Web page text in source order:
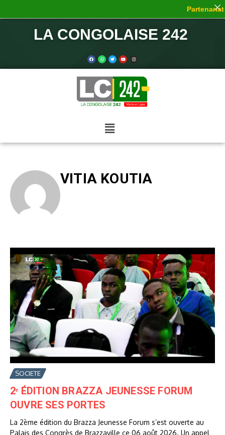
LA CONGOLAISE 242
VITIA KOUTIA
SOCIETE
2ᵉ ÉDITION BRAZZA JEUNESSE FORUM
OUVRE SES PORTES
La 2ème édition du Brazza Jeunesse Forum s’est ouverte au
Palais des Congrès de Brazzaville ce 06 août 2026. Un appel
Partenariat